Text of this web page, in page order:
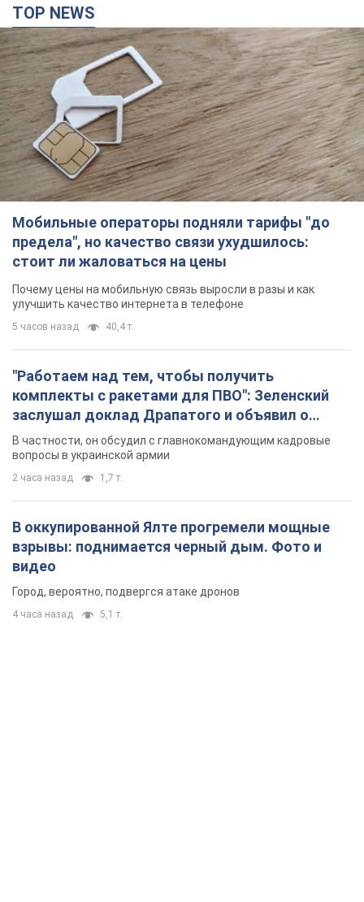
TOP NEWS
Мобильные операторы подняли тарифы "до
предела", но качество связи ухудшилось:
стоит ли жаловаться на цены
Почему цены на мобильную связь выросли в разы и как
улучшить качество интернета в телефоне
5 часов назад 40,4 т.
"Работаем над тем, чтобы получить
комплекты с ракетами для ПВО": Зеленский
заслушал доклад Драпатого и объявил о
новых мерах
В частности, он обсудил с главнокомандующим кадровые
вопросы в украинской армии
2 часа назад 1,7 т.
В оккупированной Ялте прогремели мощные
взрывы: поднимается черный дым. Фото и
видео
Город, вероятно, подвергся атаке дронов
4 часа назад 5,1 т.